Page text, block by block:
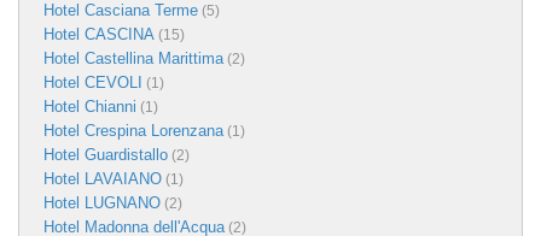
Hotel Casciana Terme (5)
Hotel CASCINA (15)
Hotel Castellina Marittima(2)
Hotel CEVOLI (1)
Hotel Chianni (1)
Hotel Crespina Lorenzana(1)
Hotel Guardistallo (2)
Hotel LAVAIANO (1)
Hotel LUGNANO (2)
Hotel Madonna dell'Acqua(2)